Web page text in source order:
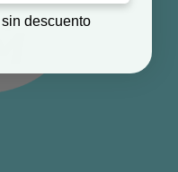
descuento